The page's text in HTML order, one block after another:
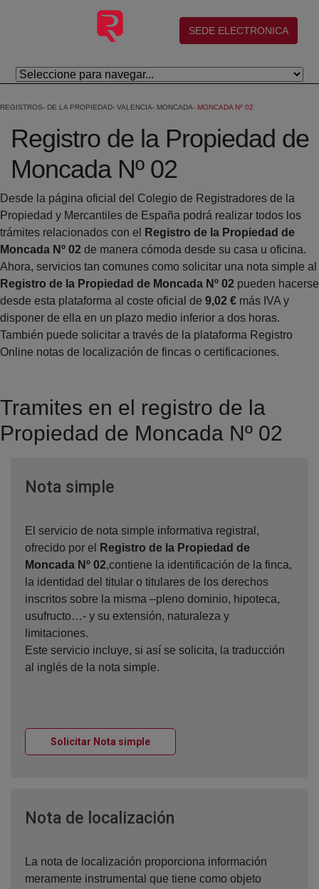
Skip to Main Content
(abre en nueva ventana)
SEDE ELECTRONICA
REGISTROS DE LA PROPIEDAD VALENCIA MONCADA MONCADA Nº 02
Registro de la Propiedad de
Moncada Nº 02
Desde la página oficial del Colegio de Registradores de la
Propiedad y Mercantiles de España podrá realizar todos los
trámites relacionados con el
Registro de la Propiedad de
Moncada Nº 02 de manera cómoda desde su casa u oficina.
Ahora, servicios tan comunes como solicitar una nota simple al
Registro de la Propiedad de Moncada Nº 02 pueden hacerse
desde esta plataforma al coste oficial de 9,02 € más IVA y
disponer de ella en un plazo medio inferior a dos horas.
También puede solicitar a través de la plataforma Registro
Online notas de localización de fincas o certificaciones.
Tramites en el registro de la
Propiedad de Moncada Nº 02
Nota simpleVentana nueva
El servicio de nota simple informativa registral,
ofrecido por el
Registro de la Propiedad de
Moncada Nº 02,contiene la identificación de la finca,
la identidad del titular o titulares de los derechos
inscritos sobre la misma –pleno dominio, hipoteca,
usufructo…- y su extensión, naturaleza y
limitaciones.
Este servicio incluye, si así se solicita, la traducción
al inglés de la nota simple.
Solicitar Nota simpleVentana nueva
Nota de localización
La nota de localización proporciona información
meramente instrumental que tiene como objeto